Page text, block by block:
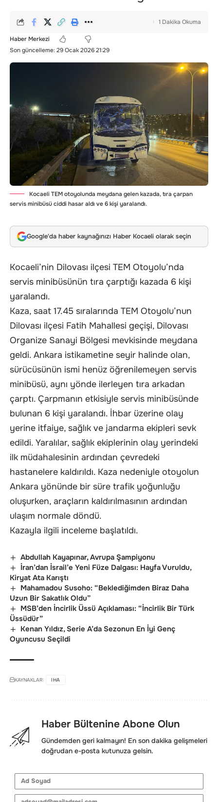
Son güncelleme: 29 Ocak 2026 21:29
Haber Merkezi
1 Dakika Okuma
Kocaeli TEM otoyolunda meydana gelen kazada, tıra çarpan
servis minibüsü ciddi hasar aldı ve 6 kişi yaralandı.
Google'da haber kaynağınızı Haber Kocaeli olarak seçin
Kocaeli’nin Dilovası ilçesi TEM Otoyolu’nda
servis minibüsünün tıra çarptığı kazada 6 kişi
yaralandı.
Kaza, saat 17.45 sıralarında TEM Otoyolu’nun
Dilovası ilçesi Fatih Mahallesi geçişi, Dilovası
Organize Sanayi Bölgesi mevkisinde meydana
geldi. Ankara istikametine seyir halinde olan,
sürücüsünün ismi henüz öğrenilemeyen servis
minibüsü, aynı yönde ilerleyen tıra arkadan
çarptı. Çarpmanın etkisiyle servis minibüsünde
bulunan 6 kişi yaralandı. İhbar üzerine olay
yerine itfaiye, sağlık ve jandarma ekipleri sevk
edildi. Yaralılar, sağlık ekiplerinin olay yerindeki
ilk müdahalesinin ardından çevredeki
hastanelere kaldırıldı. Kaza nedeniyle otoyolun
Ankara yönünde bir süre trafik yoğunluğu
oluşurken, araçların kaldırılmasının ardından
ulaşım normale döndü.
Kazayla ilgili inceleme başlatıldı.
Abdullah Kayapınar, Avrupa Şampiyonu
İran’dan İsrail’e Yeni Füze Dalgası: Hayfa Vuruldu,
Kiryat Ata Karıştı
Mahamadou Susoho: “Beklediğimden Biraz Daha
Uzun Bir Sakatlık Oldu”
MSB’den İncirlik Üssü Açıklaması: “İncirlik Bir Türk
Üssüdür”
Kenan Yıldız, Serie A’da Sezonun En İyi Genç
Oyuncusu Seçildi
KAYNAKLAR: IHA
Haber Bültenine Abone Olun
Gündemden geri kalmayın! En son dakika gelişmeleri
doğrudan e-posta kutunuza gelsin.